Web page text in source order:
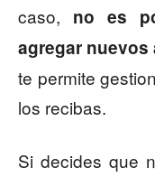
caso, no es
agregar nuevos
te permite
los recibas.
Si decides que